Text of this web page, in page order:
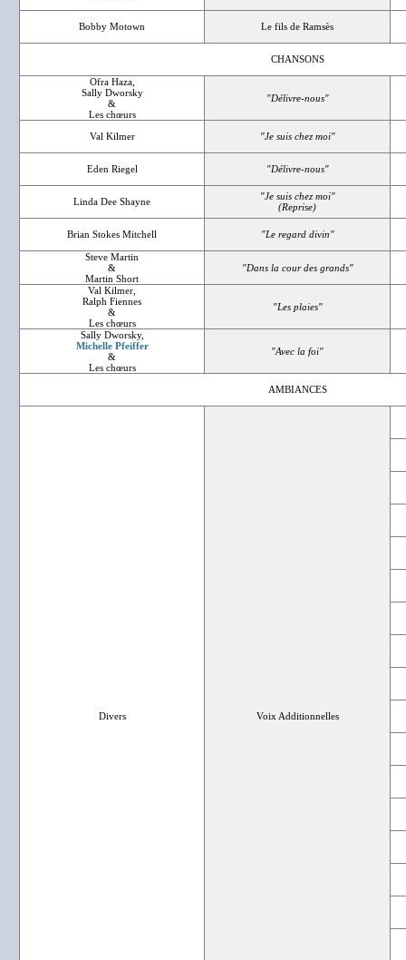
Bobby Motown Le fils de Ramsès
CHANSONS
Ofra Haza,
Sally Dworsky
&
Les chœurs
"Délivre-nous"
Val Kilmer "Je suis chez moi"
Eden Riegel "Délivre-nous"
Linda Dee Shayne
"Je suis chez moi"
(Reprise)
Brian Stokes Mitchell "Le regard divin"
Steve Martin
&
Martin Short
"Dans la cour des grands"
Val Kilmer,
Ralph Fiennes
&
Les chœurs
"Les plaies"
Sally Dworsky,
Michelle Pfeiffer
&
Les chœurs
"Avec la foi"
AMBIANCES
Divers Voix Additionnelles